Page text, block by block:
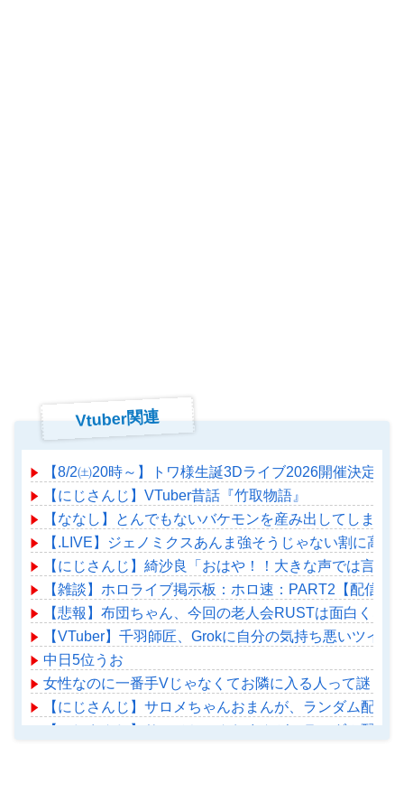
Vtuber関連
【8/2㈯20時～】トワ様生誕3Dライブ2026開催決定！
【にじさんじ】VTuber昔話『竹取物語』
【ななし】とんでもないバケモンを産み出してしまっ
【.LIVE】ジェノミクスあんま強そうじゃない割に高
【にじさんじ】綺沙良「おはや！！大きな声では言
【雑談】ホロライブ掲示板：ホロ速：PART2【配信実
【悲報】布団ちゃん、今回の老人会RUSTは面白くな
【VTuber】千羽師匠、Grokに自分の気持ち悪いツイ
中日5位うお
女性なのに一番手Vじゃなくてお隣に入る人って謎じゃ
【にじさんじ】サロメちゃんおまんが、ランダム配置
【にじさんじ】サロメちゃんおまんが、ランダム配置